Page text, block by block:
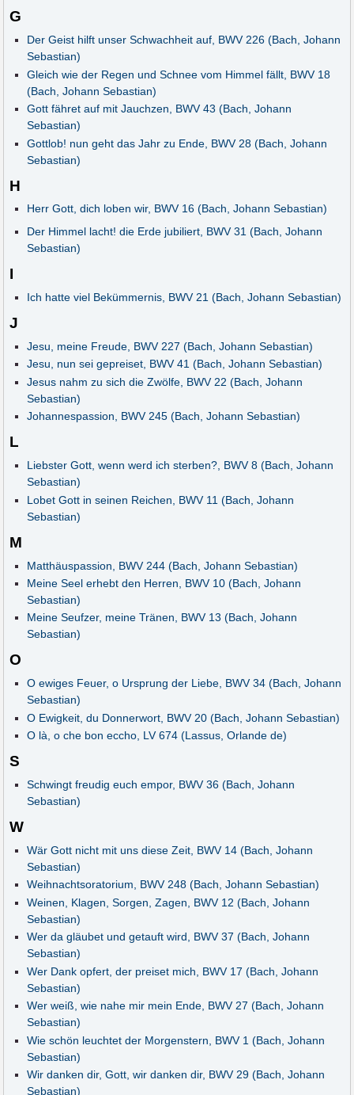
G
Der Geist hilft unser Schwachheit auf, BWV 226 (Bach, Johann
Sebastian)
Gleich wie der Regen und Schnee vom Himmel fällt, BWV 18
(Bach, Johann Sebastian)
Gott fähret auf mit Jauchzen, BWV 43 (Bach, Johann
Sebastian)
Gottlob! nun geht das Jahr zu Ende, BWV 28 (Bach, Johann
Sebastian)
H
Herr Gott, dich loben wir, BWV 16 (Bach, Johann Sebastian)
Der Himmel lacht! die Erde jubiliert, BWV 31 (Bach, Johann
Sebastian)
I
Ich hatte viel Bekümmernis, BWV 21 (Bach, Johann Sebastian)
J
Jesu, meine Freude, BWV 227 (Bach, Johann Sebastian)
Jesu, nun sei gepreiset, BWV 41 (Bach, Johann Sebastian)
Jesus nahm zu sich die Zwölfe, BWV 22 (Bach, Johann
Sebastian)
Johannespassion, BWV 245 (Bach, Johann Sebastian)
L
Liebster Gott, wenn werd ich sterben?, BWV 8 (Bach, Johann
Sebastian)
Lobet Gott in seinen Reichen, BWV 11 (Bach, Johann
Sebastian)
M
Matthäuspassion, BWV 244 (Bach, Johann Sebastian)
Meine Seel erhebt den Herren, BWV 10 (Bach, Johann
Sebastian)
Meine Seufzer, meine Tränen, BWV 13 (Bach, Johann
Sebastian)
O
O ewiges Feuer, o Ursprung der Liebe, BWV 34 (Bach, Johann
Sebastian)
O Ewigkeit, du Donnerwort, BWV 20 (Bach, Johann Sebastian)
O là, o che bon eccho, LV 674 (Lassus, Orlande de)
S
Schwingt freudig euch empor, BWV 36 (Bach, Johann
Sebastian)
W
Wär Gott nicht mit uns diese Zeit, BWV 14 (Bach, Johann
Sebastian)
Weihnachtsoratorium, BWV 248 (Bach, Johann Sebastian)
Weinen, Klagen, Sorgen, Zagen, BWV 12 (Bach, Johann
Sebastian)
Wer da gläubet und getauft wird, BWV 37 (Bach, Johann
Sebastian)
Wer Dank opfert, der preiset mich, BWV 17 (Bach, Johann
Sebastian)
Wer weiß, wie nahe mir mein Ende, BWV 27 (Bach, Johann
Sebastian)
Wie schön leuchtet der Morgenstern, BWV 1 (Bach, Johann
Sebastian)
Wir danken dir, Gott, wir danken dir, BWV 29 (Bach, Johann
Sebastian)